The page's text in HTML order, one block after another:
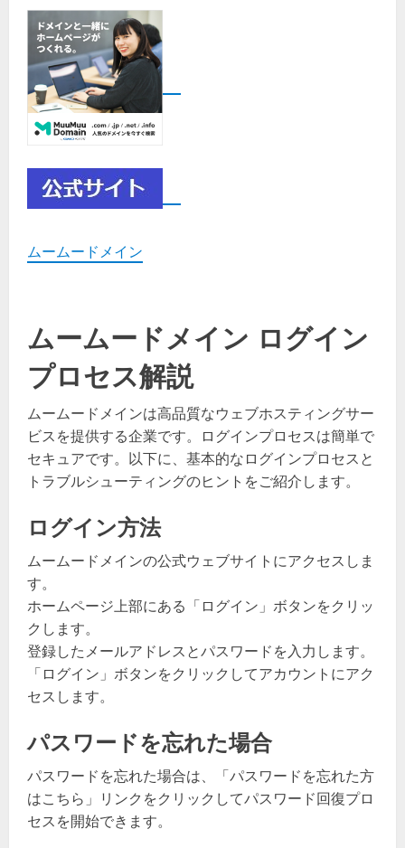
ムームードメイン
ムームードメイン ログイン
プロセス解説
ムームードメインは高品質なウェブホスティングサー
ビスを提供する企業です。ログインプロセスは簡単で
セキュアです。以下に、基本的なログインプロセスと
トラブルシューティングのヒントをご紹介します。
ログイン方法
ムームードメインの公式ウェブサイトにアクセスしま
す。
ホームページ上部にある「ログイン」ボタンをクリッ
クします。
登録したメールアドレスとパスワードを入力します。
「ログイン」ボタンをクリックしてアカウントにアク
セスします。
パスワードを忘れた場合
パスワードを忘れた場合は、「パスワードを忘れた方
はこちら」リンクをクリックしてパスワード回復プロ
セスを開始できます。